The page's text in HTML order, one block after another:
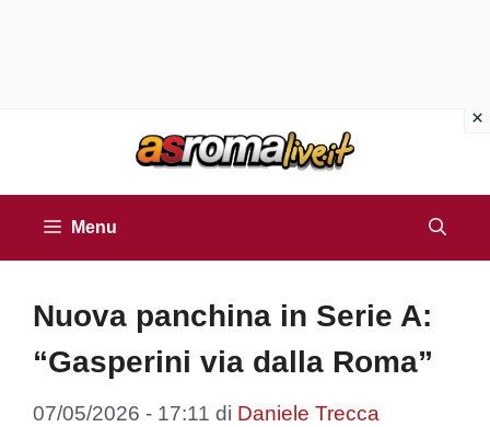
Menu
Nuova panchina in Serie A:
“Gasperini via dalla Roma”
07/05/2026 - 17:11 di Daniele Trecca